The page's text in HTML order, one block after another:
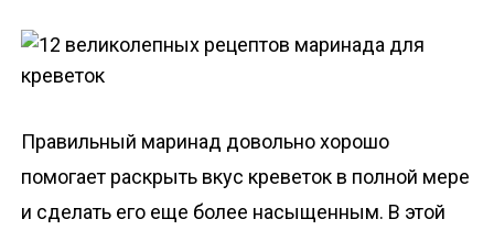
Правильный маринад довольно хорошо
помогает раскрыть вкус креветок в полной мере
и сделать его еще более насыщенным. В этой